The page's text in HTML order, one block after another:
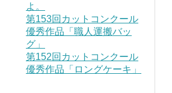
よ。
第153回カットコンクール
優秀作品「職人運搬バッ
グ」
第152回カットコンクール
優秀作品「ロングケーキ」